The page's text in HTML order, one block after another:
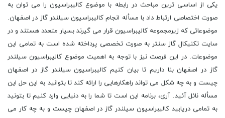
یکی از اساسی ترین مباحث در رابطه با موضوع کالیبراسیون را می توان به صورت اختصاصی ارتباط داد با مسأله انجام کالیبراسیون سیلندر گاز در اصفهان. موضوعاتی که زیرمجموعه کالیبراسیون قرار می گیرند بسیار متعدد هستند و در سایت تکنیکال گاز سنتر به صورت تخصصی پرداخته شده است به تمامی این موضوعات. در این فرصت نیز با توجه به اهمیت موضوع کالیبراسیون سیلندر گاز در اصفهان بنا داریم تا بیان کنیم کالیبراسیون سیلندر گاز در اصفهان چیست و به چه شکل می تواند راهکارهایی را ارائه کند تا بتوانید به این حل این مسأله نائل آئید. آری، برنامه این است تا شما را به دنیایی وارد کنیم تا بتونید به تمامی دریابید کالیبراسیون سیلندر گاز در اصفهان چیست و به چه کار می آید. بهشتی از راه رسید با خبرهایی از دنیایی دیگر که غریه ست با این تن. میان خواب و بیداری، حسی در انسان زاده می شود با وجود سختی در باور ولیکن باید پذیرفت این لامحله را که ذهن وی بارور گشته وی تا حد امکان و راهی در پیش گرفته که توفیر دارد کهکشان‌وار و نمی توان در رسید به گذشته هایی که گویی قرون ها از آن گذشته و عطر انسان را به یاد دارد کماکان. مبهوت مانده است این انسان که از چه رو نمی توانند درک داشته باشند از آنچه روی می دهد و تنها درصدد هستند تا راهی مشخص را پی گیرند که قرون متمادی ست همگان پای در آن نهاده اند و دریافتی نداشته اند از هیچ چیز. سوز زمستان در نزدیی آمده و باید اندک اندک انتظار کشید که رسد به پایان این فصل نومیدی و زمستان ها زیبا را در بر کشید و دریافت که چه باید کرد. آسان است شناخت انسان به آن شرط که مرزهای ذهن را درگذیرم و توان آن را یابیم که باران را بر سر خویش و دیگرانن بخواهیم از عمق جان و زیبایی را یک به یک در بر کشیم. رفته است یاد وی و نگاه این انسان بسیار غم انگیز کشته در عمق برزخی که خود به نوبه خود دوزخی را یادآوری می کند فردوس‌وار. فرصتی در میانه است که بتوان گذر کرد از این روزگاران. سهل و ساده خواهد بود آنچه در ذهن تداعی می شود تا ثانیه ها به درستی پیچ و تاب خورند در اعماق زمان که اعواج را به سان هدیتی پر بها عرضه می کنند به این انسان. از برای خواندن آمده است این انسان بر زمین و خاطره ها را می بایست نگاه دارد به سان نگاهبانی که هیچ نمی داند از شمارش حادثه ها در تکرار مکرر و ملال آور آینه ها. کالیبراسیون سیلندر گاز در اصفهان چیست تنها بهانه ای ست که این روز آغاز گردد و به سرعت انتها را در بر گیرد. برای وی است که بهترین آوا ها را عرضه می کند این تن و خلوت باید تازه گردد در این قفس بی مرز. لعنت های بی پایان صادر شده در پشت سر و سایه‌وار می بایست زیست کرد در این پهنه بی انتها. از پشت دیوار های شب است که ندایی انس‌‌کونه فریاد بر می آورد و ما نخواهیم دانست از چه رو بر سر آمده است این کابوس ای شبانه. کالیبراسیون سیلندر گاز در اصفهان چیست می تواند رها کند این ذهن را ولیکن کابوس های پیاپی رها نخواهند کرد این انسان را. جن و انس در بی مرزینگی انسان به یکدیگر خواهند رسید تا موجودی بی انتها زاده شود که نام گرفته است، نگارنده. گیسوان وی را در می کشیدند جنیان تا به سقف رسد و مو بر تن انسان راست گردد و با فریادی خراشنده از عمق مرزهای خواب، برخیزد و انتظار کشد تا شاید اندک آرامشی حاصل آید. هم اینک نیز با یادآوردهای آن کابوس شبانه می توان ترس را تا عمق استخوان تجریتی تازه کرد بی شک. اتاق سرد و آبی از راه رسیده و باید در این میانه بیان کرد که کالیبراسیون سیلندر گاز در اصفهان چیست و به چه کار می آید. بسی طولانی گشت گذرهای پر تردد در پستو های ذهن و هم اینک رها شدیم تا به زبانی بی ایهام بیان کنیم کالیبراسیون سیلندر گاز در اصفهان چیست. مسلما اطلاع پیدا کردن از تمامی مواردی که در رابطه با کالیبراسیون سیلندر گاز در اصفهان می توان عنوان کرد در قالب یک مقاله امکانپذیر نخواهد بود ولیکن می توان برای رسیدن به نکات اصلی در مورد کالیبراسیون سیلندر گاز در اصفهان در ابتدا اشاره کرد که کالیبراسیون چیست و کاربردهای آن چیست. کارشناسان تکنیکال گاز سنتر عنوان می کنند که عمل کالیبراسیون یا واسنجی عبارت است از مقایسه یک ابزار سنجش با یک استاندارد و تعیین میزان خطا این وسیله نسبت به آن استاندارد و در صورت لزوم تنظیم دستگاه مطابق با استاندارد ها. به دیگر زبان می توان اینگونه عنوان کرد که کالیبراسیون ویژگی ‌های کارآمدی دستگاه یا مواد مرجع را به ‌وسیله انجام مقایسات مستقیم مشخص خواهد نمود. هر نمونه از تجهیزاتی که برای سنجش به کار گرفته می شود و در روش ‌های اجرایی به استفاده از آن اشاره شده‌، نیاز به کالیبراسیون پیدا خواهد کرد. با توجه به اینکه رسیدن به کیفیت برتر و انجام آزمایش های دقیق از طریق انجام آزمون ها و سنجش های با اطمینان کامل صورت می پذیرد لذا انجام عمل کالیبراسیون در بسیاری از تجهیزات آزمایشگاهی، تجهیزات سنجش میزان وجود گاز در محیط، و نهایتا تجهیزاتی مانند کپسول و سیلندر اهمیت ویژه ای خواهد یافت. می بایست دستگاه‌ های سنجش به شکل پریودیک کالیبره شوند. گذشت زمان، فرسودگی، حوادث غیر قابل پیشبینیف و بسیاری عوامل دیگر همگی موجب خواهند شد تا نتایج شان با استانداردها مطابقت نداشته باشد و نیازمند تأیید مجدد باشند. تنظیم نمودن تمام تجهیزات لزومی نخواهد داشت. برخی از دستگاه ها ممکن است به عنوان نشان دهنده مورد استفاده قرار گیرند. انواع دیگر تجهیزات ممکن است به عنوان ابزار تشخیصی و آشکارسازی به کار گرفته شوند. به طور کلی هر زمان، هر نمونه از تجهیزات اندازه گیری و سنجش برای تعیین قابلیت پذیرش محصول یا عوامل مؤثر در پروسه آزمون مورد استفاده قرار نگیرد کالیبراسیون آن ضرورت نخواهد داشت بی گمان. اهداف اصلی کالیبراسیون سیلندر گاز در اصفهان بایسد مشخص باشد برای شما عزیزان هموطن. اصلی ترین هدف از کالیبراسیون دستگاه هایی که با اندازه گیری سر و کار دارند، اطمینان از دقت اندازه گرفته شده مطابق با استاندار ها عنوان می شود. عموما می توان بیان کرد که این عمل با هدف رسیدن به برخی اهداف در دستور کار قرار خواهد گرفت. اطمینان از درستی مقادیر خوانده شده از دستگاه سنجش و البته استقرار قابلیت ردیابی دستگاه به استاندارد های مرجع را می توان از اصلی ترین اهداف فرآیند کالیبراسیون دانست. به واقع می توان ادعا کرد که کالیبراسیون دستگاه ها و تجهیزاتی مانند دتکتورهای گازی و نشت یاب های گازی، دستگاه آنالایزر های گازی، و کالیبراسیون سیلندر گاز در اصفهان کمک می کند تا جهان ایمن تر شود. ممکن است این موضوع در نگاه اول اندکی عجیب به نظر برسد ولیکن باید این نکته را مطلع باشید که روزانه میلیون ها عملیات تنظیم کردن و کالیبراسیون سیلندر گاز در اصفهان به صورت کاملا غیرملموس برای اجرا منافع انسان ها اجرایی می گردد. هنگامی که روی صندلی هواپیما نشسته اید و منتظر پروازی آرام هستید یا از کنار یک مرکز هسته ای عبور می کنید یا حتی وقتی با خیال راحت از دارویی استفاده می کنید، تمامی سیستم ها و فرآیند های پیش روی شما می بایست به طور مرتب کالیبره شده اند تا شما از حوادث دور بمانید. نتیجه اینکه هیچ کس نمی تواند ادعا کند که انجام پروسه کالیبراسیون اهمیتی ندارد. کار کردن با ابزارهای تنظیم شده به پژوهشگران کمک شایان توجهی خواهند کرد که به نتایج حاصل از پژوهش های خود اطمینان داشته باشد. روش های انجام کالیبراسیون سیلندر گاز در اصفهان را باید بدانید تا دریابید به واقع کالیبراسیون سیلندر گاز در اصفهان چیست و به چه کار می آید. به طور کلی کالیبراسیون سیلندر گاز در اصفهان را می توان به سه روش مختلف در دستور کار قرار داد. به دست آوردن خطا و ثبت نتایج حاصله از روش های خاص کالیبره کردن می باشد. روشی دیگر نیز وجود دارد و آن را می توان اینگونه عنوان کرد که تنظیم، تعمیر یا حذف خطا ایجاد شده را در بر خواهد گرفت. و اما روش خاصی دیگری را باید معرفی کنیم که نتایج حاصله با استاندارد و دستورالعمل مربوطه مقایسه و وضعیت دستگاه نیز از جهت تءیید و یا تکذیب آن مشخص خواهد گردید. زمان کالیبراسیون سیلندر گاز در اصفهان بسیار اهمیت دارد زیرا در رابطه هر نمونه از تجهیزات باید در ذهن داشت که در زمان مقرر فرآیند کالیبراسیون به درستی صورت گیرد. سوابق تعمیر و نگهداری دستگاه، پیشنهاد و توصیه کارخانه سازنده، تغییر شرایط محیطی (دما، رطوبت، ارتعاشات)، روند داده های به دست آمده از سوابق کالیبراسیون پیشین، مدت زمان عمر دستگاه، و نهایتا نیز طول زمان استفاده و تعداد دفعات استفاده از سری عواملی خواهند بود که فواصل انجام کالیبراسیون سیلندر گاز در اصفهان را مشخص خواهند نمود. کالیبره کردن وسایل آزمایشگاهی به مانند کالیبراسیون سیلندر گاز در اصفهان می توان اهمیتی خاص داشته باشد. به اطلاع تان می رسانیم که انجام کالیبراسیون سیلندر گاز در اصفهان توسط تیم تکنیکال گاز سنتر انجام خواهد شد به سادگی. برای اینکه بدانید کالیبراسیون سیلندر گاز در اصفهان چیست می توانید همراهی کنید تایم کارشناسی سایت تکنیکال گاز سنتر را. توضیح باید داد که از آنجا که در تجهیزات آزمایشگاهی، سنسورهای متفاوتی برای سنجش فاکتورهای متعدد و گوناگون به کار گرفته خواهد شد، بدیهی ست که کالیبراسیون تجهیزات آزمایشگاهی تأثیر بسیار مهمی در کیفیت نتایج ارائه شده دارد. عموما علاوه بر تنظیم کردن این تجهیزات و دستگاه ها هنگام خرید دستگاه، کالیبراسیون می بایست به صورت دوره ای که عمدتا توسط شرکت های سازنده اعلام می گردد نیز صورت گیرد. عدم قطعیت در گواهی کالیبراسیون سیلندر گاز در اصفهان را تشریح می کنیم تا علاوه بر اینکه دریابید کالیبراسیون سیلندر گاز در اصفهان چیست، این مورد نیز به چه معنا خواهد بود. واژه عدم قطعیت در گواهی کالیبراسیون به معنی تردید در خصوص اعتبار نتیجه می باشد. عدم قطعیت سنجش به ما اطلاعاتی درباره کیفیت سنجش ارائه می نماید. بنابراین تنها تخمینی از مقدار واقعی ست و تنها زمانی کامل خواهد بود که با گزارشی در خصوص عدم قطعیت همراه گردد. زمانی که نتیجه سنجش یک کمیت فیزیکی گزارش گردید، الزامی در میان می باشد تا عدم قطعیت در مورد کیفیت نتیجه ارائه گردد تا کسی که آن را استفاده می کند بتواند قابلیت اطمینان آن را ارزیابی نماید. بدون این اطلاعات نتایج سنجش را نمی توان با یکدیگر مقایسه نمود به درستی. گواهی هایی را می بایست پس از انجام فرآیند کالیبراسیون سیلندر گاز در اصفهان صادر کرد. گواهینامه های کالیبراسیون سیلندر گاز در اصفهان متفاوت می باشند به این دلیل که تمامی آزمایشگاه های کالیبراسیون سیلندر گاز در اصفهان از همان استانداردهای صنعت پیروی نکرده و بسته به محل انجام کالیبراسیون سیلندر گاز در اصفهان در هرم کالیبراسیون یا سلسله مراتب نیز متفاوت می باشند. مثلا می توان عنوان کرد که گواهی مورد نیاز برای مقیاس فروشگاه های مواد غذایی ممکن است بسیار ساده باشد، در حالی که گواهی کالیبراسیون برای تعادل دقیق در یک آزمایشگاه کالیبراسیون محتمل است دارای محتوای فنی بسیار بیشتری باشد. گواهینامه های کالیبراسیون ناشی از یک فرایند کالیبراسیون معتبر، برخی از شرایط بسیار ویژه ای را دارند که می توانید زیرمجموعه استاندارد بین المللی ISO / IEC ۱۷۰۲۵ قرار داد. سایت تکنیکال گاز سنتر می تواند در این زمینه بهترین خدمات را به شما ارائه کند و اطمینان خاطر داشته باشید که کالیبراسیون سیلندر گاز در اصفهان با سرعت و کیفیت بالا به سرانجام خواهد رسید. محیط انجام فرآنید کالیبراسیون سیلندر گاز در اصفهان را نیز می توان از اصلی ترین مورادی دانست که می تواند اهمیت خود را به مرور زمان نشان دهد. بدانید این نکته را که محیط در دستور کار قرار دادن کالیبراسیون سیلندر گاز در اصفهان می تواند در محل آزمایشگاه شرکت باشد و یا در محل استفاده سیلندر. توصیه این است که انواع تجهیزات و یا سیلندر های گاز در محل استفاده تنظیم گردد تا مواردی مانند تغییر شرایط محیطی یا آسیب دستگاه در جابجایی و انتقال در صحت